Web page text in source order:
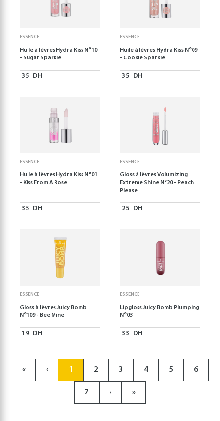
ESSENCE
Huile à lèvres Hydra Kiss N°10
- Sugar Sparkle
35 DH
ESSENCE
Huile à lèvres Hydra Kiss N°09
- Cookie Sparkle
35 DH
ESSENCE
Huile à lèvres Hydra Kiss N°01
- Kiss From A Rose
35 DH
ESSENCE
Gloss à lèvres Volumizing
Extreme Shine N°20 - Peach
Please
25 DH
ESSENCE
Gloss à lèvres Juicy Bomb
N°109 - Bee Mine
19 DH
ESSENCE
Lipgloss Juicy Bomb Plumping
N°03
33 DH
« ‹ 1 2 3 4 5 6
7 › »